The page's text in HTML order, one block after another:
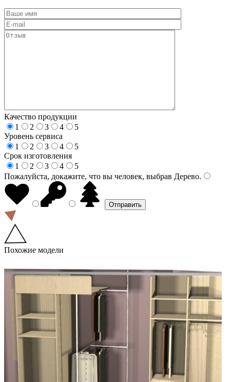
Качество продукции
1
2 3 4
5
Уровень сервиса
1
2 3 4
5
Срок изготовления
1
2 3 4
5
Пожалуйста, докажите, что вы человек, выбрав Дерево.
Похожие модели